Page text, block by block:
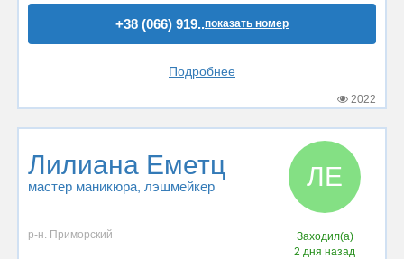
+38 (066) 919..показать номер
Подробнее
2022
Лилиана Еметц
мастер маникюра, лэшмейкер ЛЕ
р-н. Приморский
Заходил(а)
2 дня назад